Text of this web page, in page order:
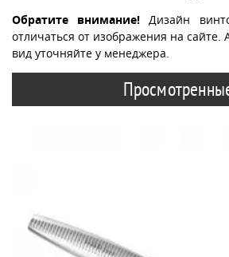
Обратите внимание! Дизайн
отличаться от изображения на
вид уточняйте у менеджера.